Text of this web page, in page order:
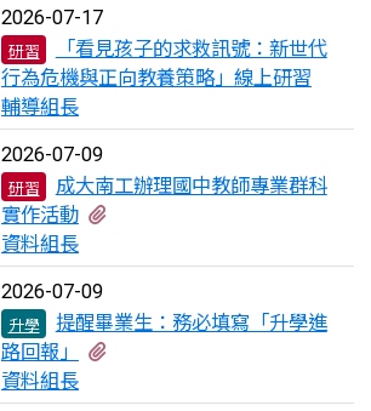
2026-07-17
研習
「看見孩子的求救訊號：新世代
行為危機與正向教養策略」線上研習
輔導組長
2026-07-09
研習
成大南工辦理國中教師專業群科
實作活動
資料組長
2026-07-09
升學
提醒畢業生：務必填寫「升學進
路回報」
資料組長